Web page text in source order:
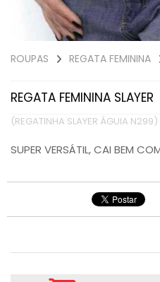
ROUPAS REGATA FEMININA
REGATA FEMININA SLAYER
(REGATINHA SLAYER ÁGUIA N299)
SUPER VERSÁTIL, CAI BEM